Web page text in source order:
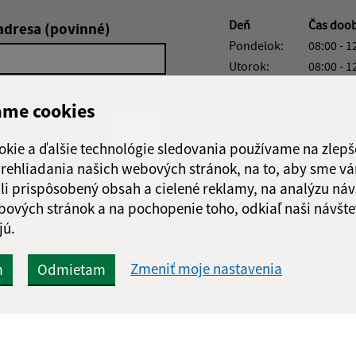
cookies
a ďalšie technológie sledovania používame na
našich webových stránok, na to, aby sme
prispôsobený obsah a cielené reklamy, na analýzu
stránok a na pochopenie toho, odkiaľ naši
Odmietam Zmeniť moje nastavenia
(povinné)
Odoslať
správu
Deň Čas
Pondelok:
08:00 -
Utorok:
08:00 -
Obedňajšia